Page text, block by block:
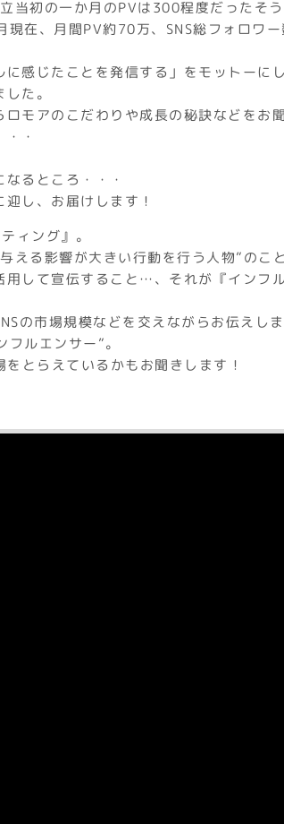
当初の一か月のPVは300程度だったそ
在、月間PV約70万、SNS総フォロワ
感じたことを発信する」をモットーに
た。
モアのこだわりや成長の秘訣などをお
・
るところ・・・
し、お届けします！
ィング』。
える影響が大きい行動を行う人物”のこ
して宣伝すること…、それが『インフ
の市場規模などを交えながらお伝えし
ルエンサー”。
とらえているかもお聞きします！